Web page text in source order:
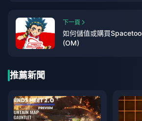
下一頁
如何儲值或購買
(OM)
推薦新聞